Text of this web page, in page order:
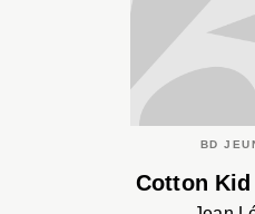
BD
Cotton Kid